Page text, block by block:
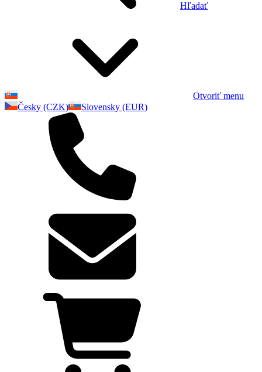
Hľadať
Otvoriť menu
Česky (CZK)
Slovensky (EUR)